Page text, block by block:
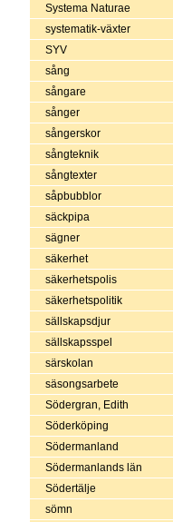
Systema Naturae
systematik-växter
SYV
sång
sångare
sånger
sångerskor
sångteknik
sångtexter
såpbubblor
säckpipa
sägner
säkerhet
säkerhetspolis
säkerhetspolitik
sällskapsdjur
sällskapsspel
särskolan
säsongsarbete
Södergran, Edith
Söderköping
Södermanland
Södermanlands län
Södertälje
sömn